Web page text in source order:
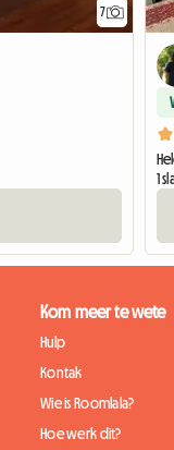
7
1
Kom meer te wete
Hulp
Kontak
Wie is Roomlala?
Hoe werk dit?